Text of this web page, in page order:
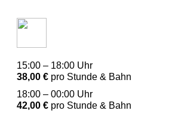
15:00 – 18:00 Uhr
38,00 € pro Stunde & Bahn
18:00 – 00:00 Uhr
42,00 € pro Stunde & Bahn